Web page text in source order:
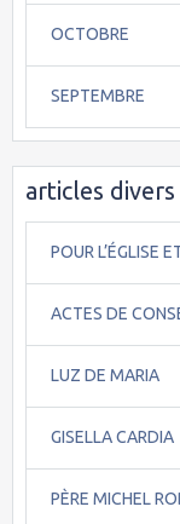
OCTOBRE
SEPTEMBRE
articles divers
POUR L’ÉGLISE
ACTES DE
LUZ DE MARIA
GISELLA CARDIA
PÈRE MICHEL